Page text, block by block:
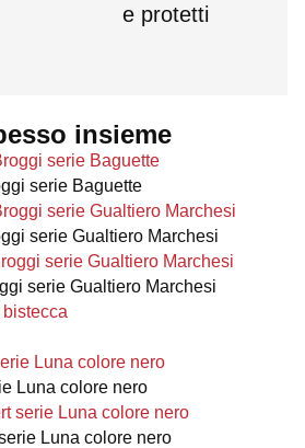
e protetti
insieme
serie Baguette
serie Gualtiero Marchesi
serie Gualtiero Marchesi
Luna colore nero
Luna colore nero